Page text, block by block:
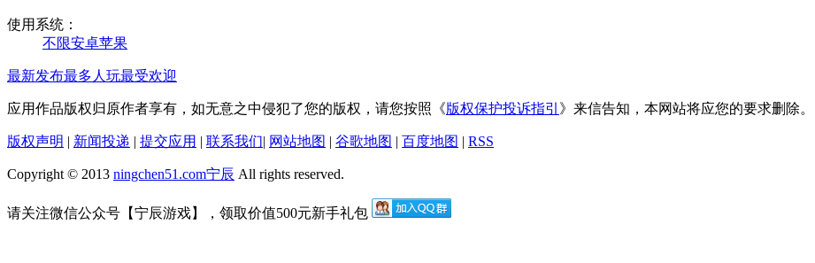
使用系统：
不限安卓苹果
最新发布最多人玩最受欢迎
应用作品版权归原作者享有，如无意之中侵犯了您的版权，请您按照《版权保护投诉指引 》来信告知，本网站将应您的要求删除。
版权声明 | 新闻投递 | 提交应用 | 联系我们| 网站地图 | 谷歌地图 | 百度地图 | RSS
Copyright © 2013 ningchen51.com宁辰 All rights reserved.
请关注微信公众号【宁辰游戏】，领取价值500元新手礼包